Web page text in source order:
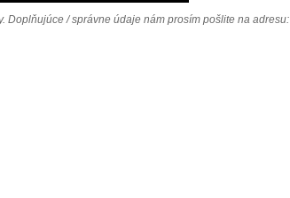
Doplňujúce / správne údaje nám prosím pošlite na adresu: